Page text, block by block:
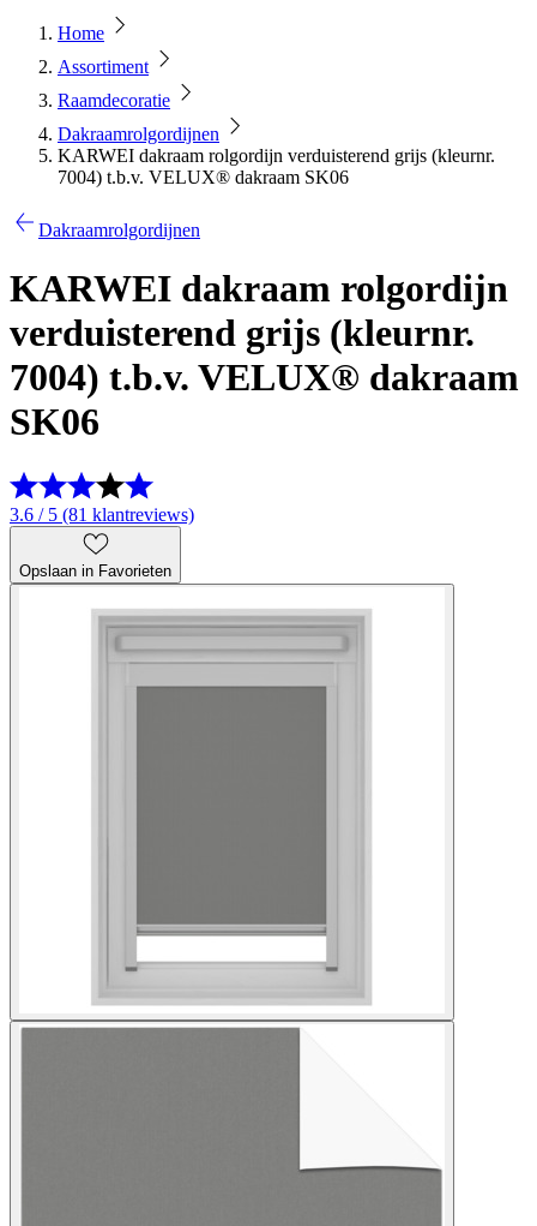
Home
Assortiment
Raamdecoratie
Dakraamrolgordijnen
KARWEI dakraam rolgordijn verduisterend grijs (kleurnr.
7004) t.b.v. VELUX® dakraam SK06
Dakraamrolgordijnen
KARWEI dakraam rolgordijn
verduisterend grijs (kleurnr.
7004) t.b.v. VELUX® dakraam
SK06
3.6 / 5 (81 klantreviews)
Opslaan in Favorieten